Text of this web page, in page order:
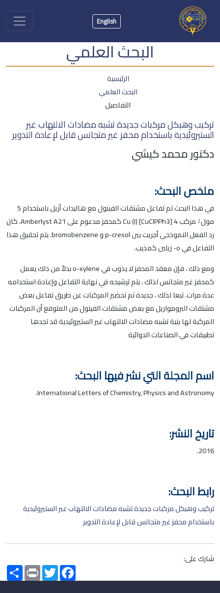
English
البحث العلمي
الرئيسية
البحث العلمي
التفاصيل
تركيب وهيكل مركبات جديدة تشبه مضادات الالتهاب غير
الستيروئيدية باستخدام محفز غير متجانس قابل لإعادة التدوير
دكتور محمد كيشي
ملخص البحث:
في هذا البحث تم تفاعل مشتقات الفينول مع هاليدات أريل باستخدام 5
مول٪ مركب Cu (I) [CuClPPh3] 4 كمحفز مدعوم على Amberlyst A21. كان
رد الفعل النموذجي أجريت بين p-cresol و bromobenzene. يتم تحقيق هذا
التفاعل في o- زيلين كمذيب.
ومع ذلك ، فإن معقد المحفز لا يذوب في o-xylene بدلاً من ذلك يعمل
كمحفز غير متجانس لذلك ، يتم ترشيحه في نهاية التفاعل وإعادة استخدامه
عدة مرات. تبعا لذلك ، جديدة تم تحضير المركبات عن طريق تفاعل بعض
مشتقات البرومواريل مع بعض مشتقات الفينول من المتوقع أن المركبات
المركبة لها بنية تشبه مضادات الالتهاب غير الستيروئيدية قد تجدها
تطبيقات في الصناعات الدوائية
اسم المجلة التي نشر فيها البحث:
International Letters of Chemistry, Physics and Astronomy.
تاريخ النشر:
2016.
رابط البحث:
تركيب وهيكل مركبات جديدة تشبه مضادات الالتهاب غير الستيروئيدية
باستخدام محفز غير متجانس قابل لإعادة التدوير
شارك على:
Share PrintTwitterFacebook